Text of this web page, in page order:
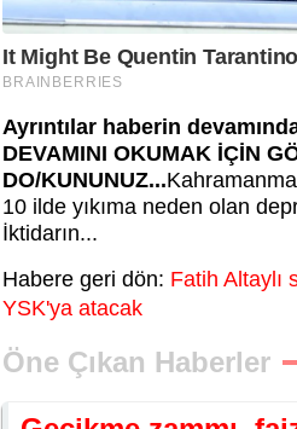
Ayrıntılar haberin
DEVAMINI OKUMAK İÇİN
DO/KUNUNUZ...
10 ilde yıkıma neden olan
İktidarın...
Habere geri dön: Fatih Altaylı
YSK'ya atacak
Öne Çıkan Haberler